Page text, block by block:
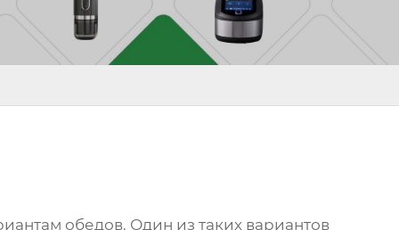
обедов. Один из таких вариантов